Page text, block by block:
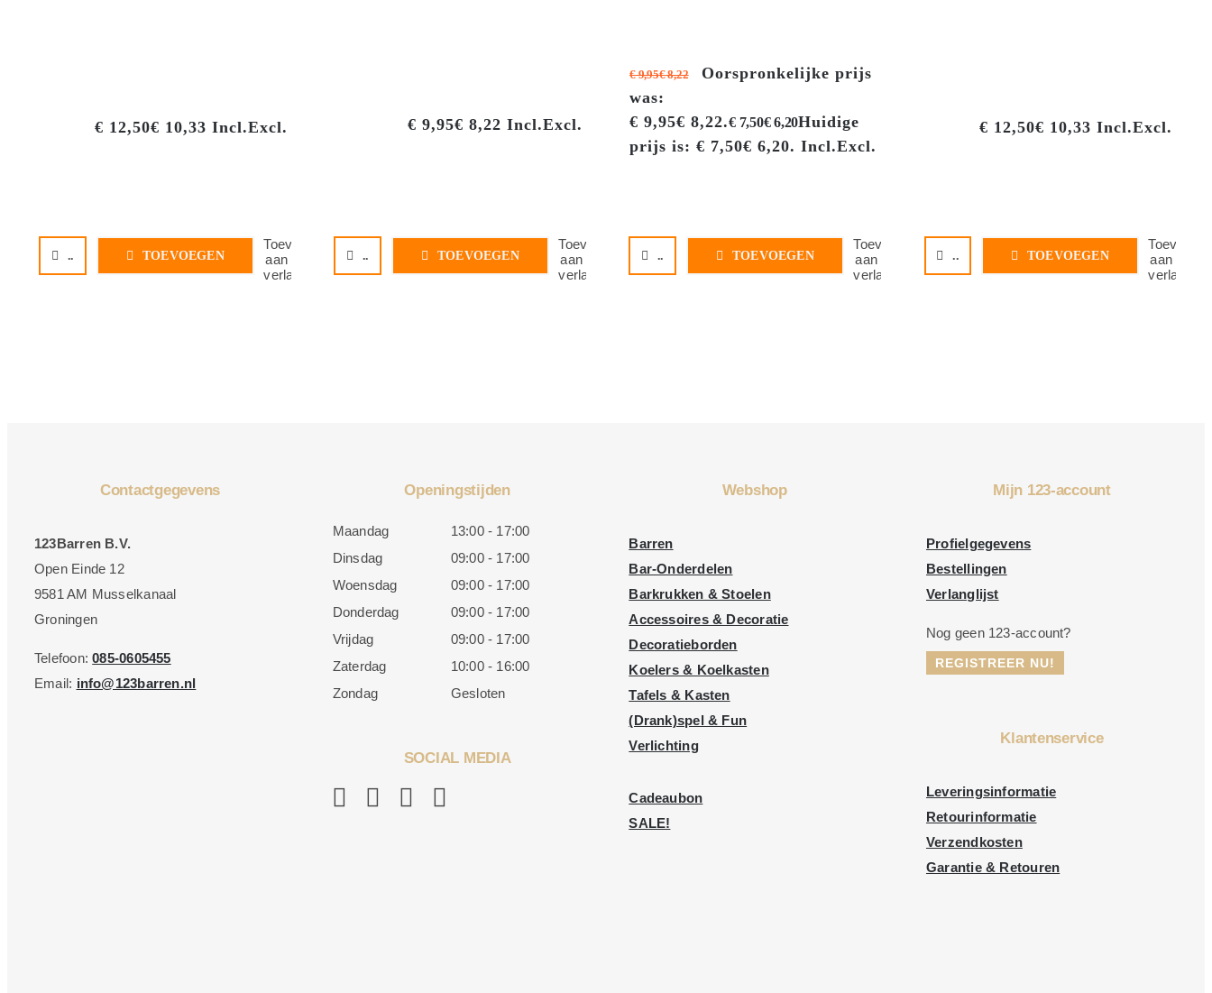
€ 12,50€ 10,33 Incl.Excl.
.. TOEVOEGEN
Toevoegen
aan
verlanglijst
€ 9,95€ 8,22 Incl.Excl.
.. TOEVOEGEN
Toevoegen
aan
verlanglijst
€9,95€8,22
Oorspronkelijke prijs
was:
€ 9,95€ 8,22.€7,50€6,20Huidige
prijs is: € 7,50€ 6,20. Incl.Excl.
.. TOEVOEGEN
Toevoegen
aan
verlanglijst
€ 12,50€ 10,33 Incl.Excl.
.. TOEVOEGEN
aan
Contactgegevens
123Barren B.V.
Open Einde 12
9581 AM Musselkanaal
Groningen
Telefoon:085-0605455
Email: info@123barren.nl
Openingstijden
Maandag
13:00 - 17:00
Dinsdag
09:00 - 17:00
Woensdag
09:00 - 17:00
Donderdag
09:00 - 17:00
Vrijdag
09:00 - 17:00
Zaterdag
10:00 - 16:00
Zondag
Gesloten
SOCIAL MEDIA
Webshop
Barren
Bar-Onderdelen
Barkrukken & Stoelen
Accessoires & Decoratie
Decoratieborden
Koelers & Koelkasten
Tafels & Kasten
(Drank)spel & Fun
Verlichting
Cadeaubon
SALE!
Mijn 123-account
Profielgegevens
Bestellingen
Verlanglijst
Nog geen 123-account?
REGISTREER NU!
Klantenservice
Leveringsinformatie
Retourinformatie
Verzendkosten
Garantie & Retouren